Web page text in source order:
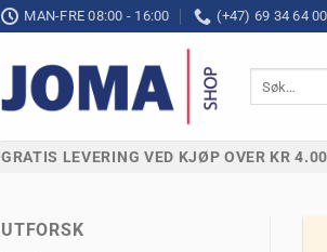
MAN-FRE 08:00 - 16:00 (+47) 69 34 64 00
etter:
GRATIS LEVERING VED KJØP OVER KR
UTFORSK